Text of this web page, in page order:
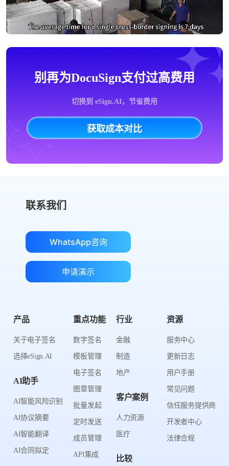
别再为DocuSign支付过高费用
切换到 eSign.AI，节省费用
获取成本对比
联系我们
WhatsApp咨询
申请演示
产品
关于电子签名
选择eSign.AI
AI助手
AI智能风险识别
AI协议摘要
AI智能翻译
AI合同拟定
重点功能
数字签名
模板管理
电子签名
图章管理
批量发起
定时发送
成员管理
API集成
行业
金融
制造
地产
客户案例
人力资源
医疗
比较
资源
服务中心
更新日志
用户手册
常见问题
信任服务提供商
开发者中心
法律合规